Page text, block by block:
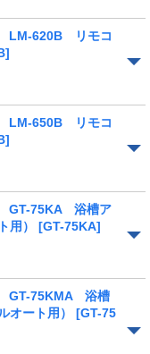
LM-620B リモコ
LM-650B リモコ
GT-75KA 浴槽ア
用） [GT-75KA]
GT-75KMA 浴槽
オート用） [GT-75